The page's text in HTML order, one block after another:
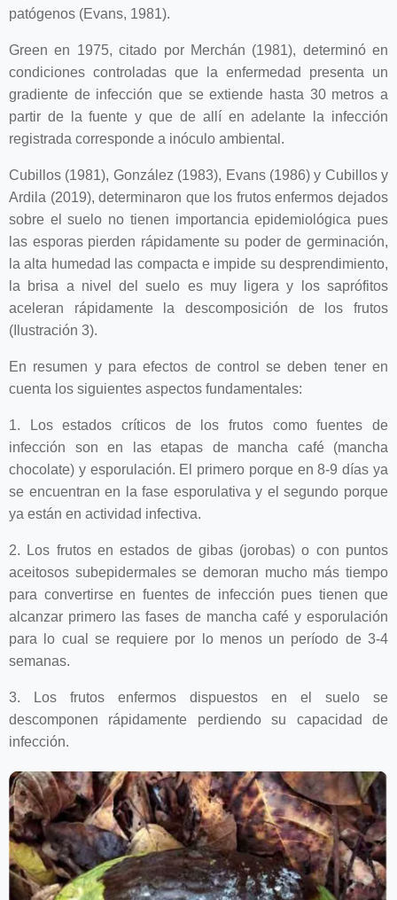
patógenos (Evans, 1981).
Green en 1975, citado por Merchán (1981), determinó en
condiciones controladas que la enfermedad presenta un
gradiente de infección que se extiende hasta 30 metros a
partir de la fuente y que de allí en adelante la infección
registrada corresponde a inóculo ambiental.
Cubillos (1981), González (1983), Evans (1986) y Cubillos y
Ardila (2019), determinaron que los frutos enfermos dejados
sobre el suelo no tienen importancia epidemiológica pues
las esporas pierden rápidamente su poder de germinación,
la alta humedad las compacta e impide su desprendimiento,
la brisa a nivel del suelo es muy ligera y los saprófitos
aceleran rápidamente la descomposición de los frutos
(Ilustración 3).
En resumen y para efectos de control se deben tener en
cuenta los siguientes aspectos fundamentales:
1. Los estados críticos de los frutos como fuentes de
infección son en las etapas de mancha café (mancha
chocolate) y esporulación. El primero porque en 8-9 días ya
se encuentran en la fase esporulativa y el segundo porque
ya están en actividad infectiva.
2. Los frutos en estados de gibas (jorobas) o con puntos
aceitosos subepidermales se demoran mucho más tiempo
para convertirse en fuentes de infección pues tienen que
alcanzar primero las fases de mancha café y esporulación
para lo cual se requiere por lo menos un período de 3-4
semanas.
3. Los frutos enfermos dispuestos en el suelo se
descomponen rápidamente perdiendo su capacidad de
infección.